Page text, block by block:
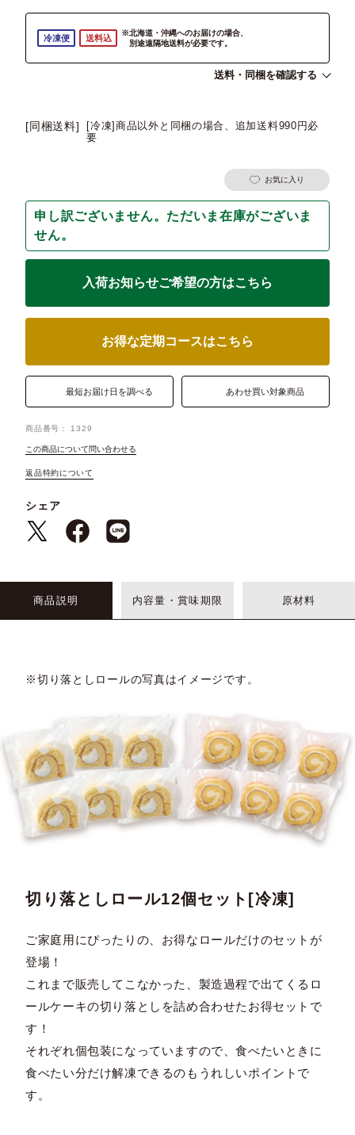
冷凍便 送料込
※北海道・沖縄へのお届けの場合、
別途遠隔地送料が必要です。
送料・同梱を確認する
[同梱送料]
[冷凍]商品以外と同梱の場合、追加送料990円必
要
お気に入り
申し訳ございません。ただいま在庫がございま
せん。
入荷お知らせご希望の方はこちら
お得な定期コースはこちら
最短お届け日を調べる あわせ買い対象商品
商品番号 1329
この商品について問い合わせる
返品特約について
シェア
商品説明 内容量・賞味期限 原材料
切り落としロール12個セット[冷凍]
ご家庭用にぴったりの、お得なロールだけのセットが
登場！
これまで販売してこなかった、製造過程で出てくるロ
ールケーキの切り落としを詰め合わせたお得セットで
す！
それぞれ個包装になっていますので、食べたいときに
食べたい分だけ解凍できるのもうれしいポイントで
す。
※切り落としロールの写真はイメージです。